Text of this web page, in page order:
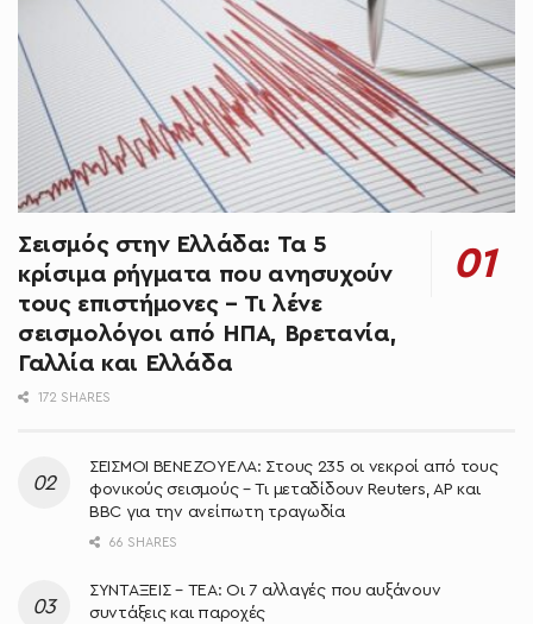
Σεισμός στην Ελλάδα: Τα 5
κρίσιμα ρήγματα που ανησυχούν
τους επιστήμονες – Τι λένε
σεισμολόγοι από ΗΠΑ, Βρετανία,
Γαλλία και Ελλάδα
172 SHARES
ΣΕΙΣΜΟΙ ΒΕΝΕΖΟΥΕΛΑ: Στους 235 οι νεκροί από τους
φονικούς σεισμούς – Τι μεταδίδουν Reuters, AP και
BBC για την ανείπωτη τραγωδία
66 SHARES
ΣΥΝΤΑΞΕΙΣ – ΤΕΑ: Οι 7 αλλαγές που αυξάνουν
συντάξεις και παροχές